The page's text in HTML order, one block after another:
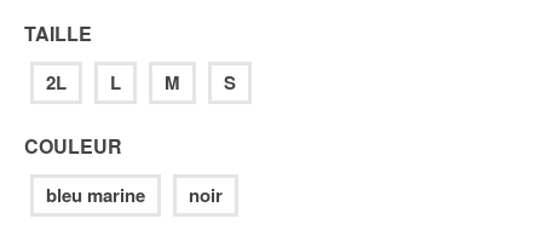
TAILLE
2L L M S
COULEUR
bleu marine noir